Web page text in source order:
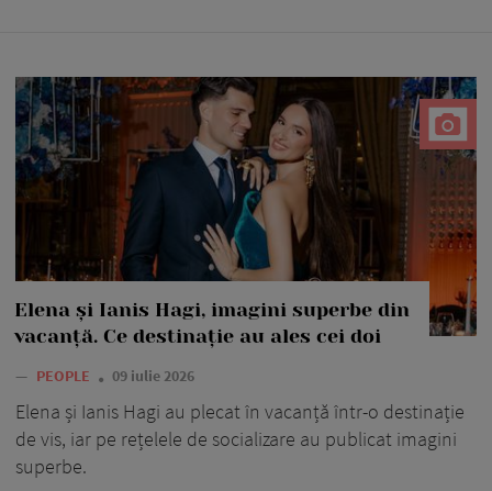
Elena și Ianis Hagi, imagini superbe din
vacanță. Ce destinație au ales cei doi
— PEOPLE 09 iulie 2026
Elena și Ianis Hagi au plecat în vacanță într-o destinație
de vis, iar pe rețelele de socializare au publicat imagini
superbe.